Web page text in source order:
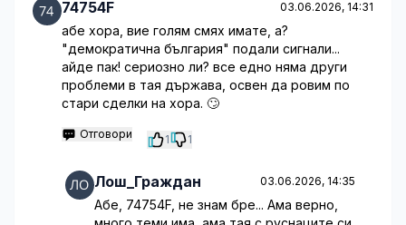
74754F 03.06.2026, 14:31
абе хора, вие голям смях имате, а?
"демократична българия" подали сигнали...
айде пак! сериозно ли? все едно няма други
проблеми в тая държава, освен да ровим по
стари сделки на хора. 🙄
Отговори 1 1
Лош_Граждан 03.06.2026, 14:35
Абе, 74754F, не знам бре... Ама верно,